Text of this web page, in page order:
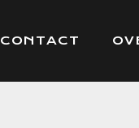
CONTACT